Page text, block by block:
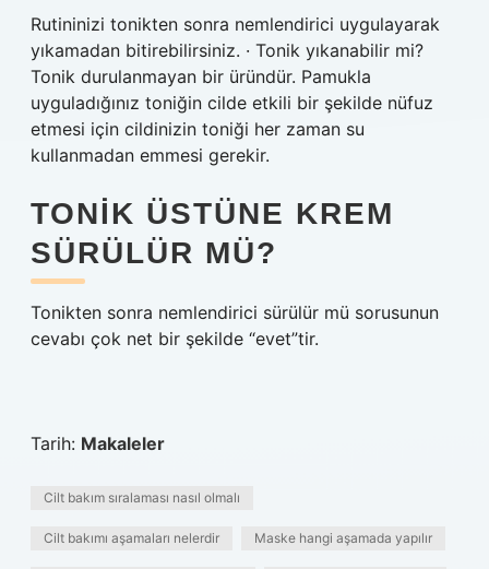
Rutininizi tonikten sonra nemlendirici uygulayarak
yıkamadan bitirebilirsiniz. · Tonik yıkanabilir mi?
Tonik durulanmayan bir üründür. Pamukla
uyguladığınız toniğin cilde etkili bir şekilde nüfuz
etmesi için cildinizin toniği her zaman su
kullanmadan emmesi gerekir.
TONIK ÜSTÜNE KREM
SÜRÜLÜR MÜ?
Tonikten sonra nemlendirici sürülür mü sorusunun
cevabı çok net bir şekilde “evet”tir.
Tarih: Makaleler
Cilt bakım sıralaması nasıl olmalı
Cilt bakımı aşamaları nelerdir Maske hangi aşamada yapılır